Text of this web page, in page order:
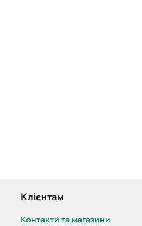
Клієнтам
Контакти та магазини